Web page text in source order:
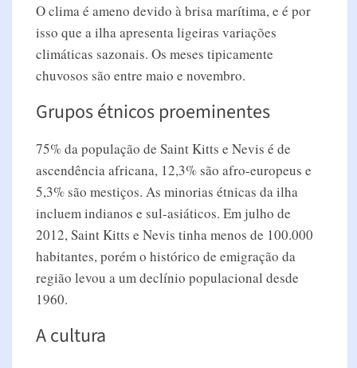
O clima é ameno devido à brisa marítima, e é por
isso que a ilha apresenta ligeiras variações
climáticas sazonais. Os meses tipicamente
chuvosos são entre maio e novembro.
Grupos étnicos proeminentes
75% da população de Saint Kitts e Nevis é de
ascendência africana, 12,3% são afro-europeus e
5,3% são mestiços. As minorias étnicas da ilha
incluem indianos e sul-asiáticos. Em julho de
2012, Saint Kitts e Nevis tinha menos de 100.000
habitantes, porém o histórico de emigração da
região levou a um declínio populacional desde
1960.
A cultura